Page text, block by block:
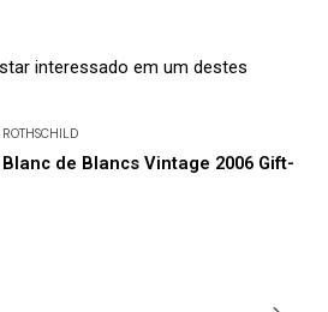
interessado em um destes
ROTHSCHILD
de Blancs Vintage 2006 Gift-